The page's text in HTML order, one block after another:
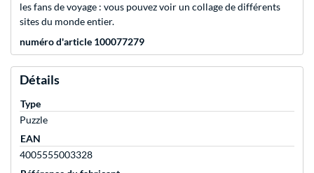
les fans de voyage : vous pouvez voir un collage de différents
sites du monde entier.
numéro d'article 100077279
Détails
Type
Puzzle
EAN
4005555003328